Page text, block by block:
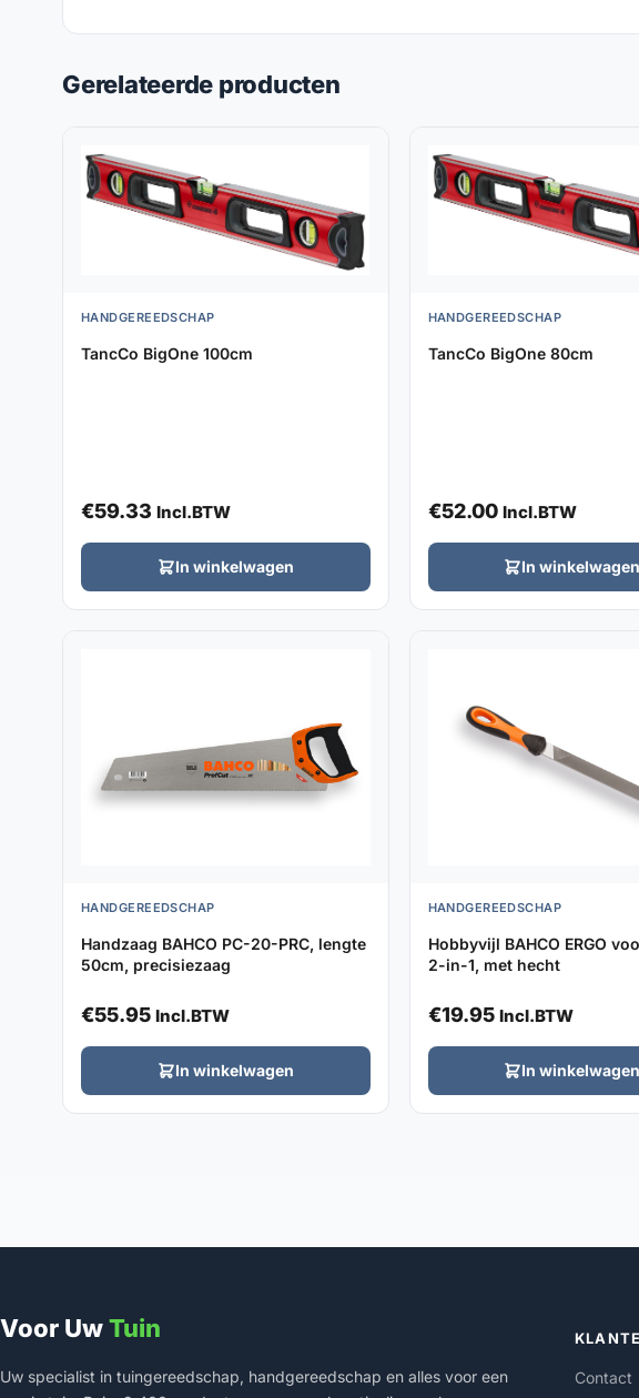
Gerelateerde producten
HANDGEREEDSCHAP
TancCo BigOne 100cm
€59.33 Incl.BTW
In winkelwagen
HANDGEREEDSCHAP
TancCo BigOne 80cm
€52.00 Incl.BTW
In winkelwagen
HANDGEREEDSCHAP
Handzaag BAHCO PC-20-PRC, lengte
50cm, precisiezaag
€55.95 Incl.BTW
In winkelwagen
HANDGEREEDSCHAP
Hobbyvijl BAHCO ERGO
2-in-1, met hecht
€19.95 Incl.BTW
In winkelwagen
Voor UwTuin
Uw specialist in tuingereedschap, handgereedschap en alles voor een
Contact